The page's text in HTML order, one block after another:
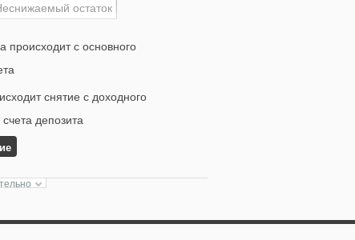
происходит с основного
снятие с доходного
депозита